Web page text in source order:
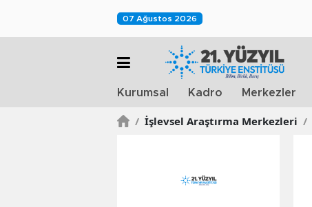
07 Ağustos 2026
Kurumsal Kadro Merkezler
/ İşlevsel Araştırma Merkezleri /